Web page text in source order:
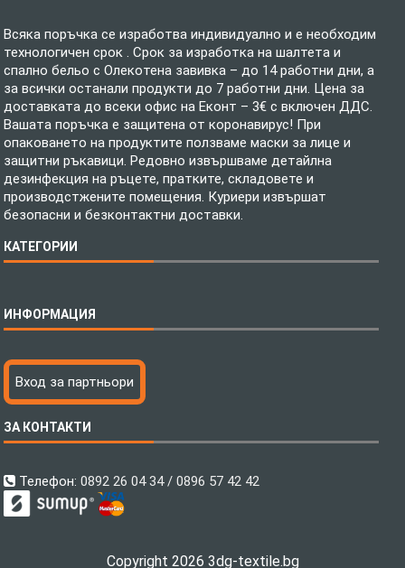
Всяка поръчка се изработва индивидуално и е необходим
технологичен срок . Срок за изработка на шалтета и
спално бельо с Олекотена завивка – до 14 работни дни, а
за всички останали продукти до 7 работни дни. Цена за
доставката до всеки офис на Еконт – 3€ с включен ДДС.
Вашата поръчка е защитена от коронавирус! При
опаковането на продуктите ползваме маски за лице и
защитни ръкавици. Редовно извършваме детайлна
дезинфекция на ръцете, пратките, складовете и
производстжените помещения. Куриери извършат
безопасни и безконтактни доставки.
КАТЕГОРИИ
Бебешки спални комплекти
Тениски с пълноцветен печат
Хавлиени кърпи
Пончо за водни спортове
Микрофибърни Велурени Кърпи
Детски пончота
Тениски
Поларени Одеяла
ИНФОРМАЦИЯ
Технология на печатане
Файлове за печат
Как да поръчам?
С какво сме различни?
Контакти
Общи Условия
Вход за партньори
ЗА КОНТАКТИ
Телефон:0892 26 04 34 / 0896 57 42 42
Copyright 2026 3dg-textile.bg